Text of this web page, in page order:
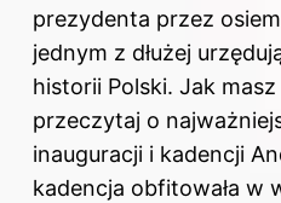
prezydenta przez
jednym z dłużej
historii Polski. Jak
przeczytaj o
inauguracji i kadencji
kadencja obfitowała w